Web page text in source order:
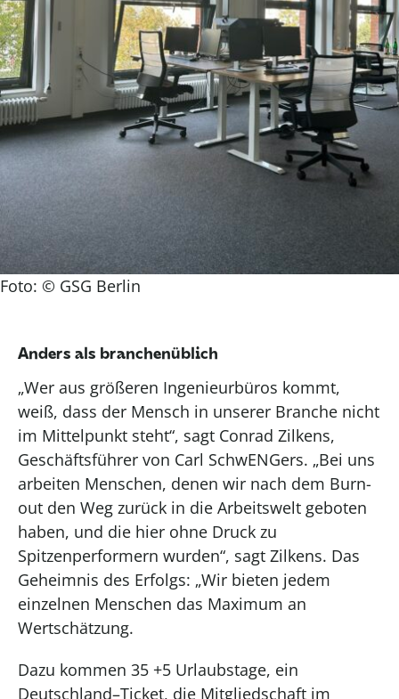
Foto: © GSG Berlin
Anders als branchenüblich
„Wer aus größeren Ingenieurbüros kommt,
weiß, dass der Mensch in unserer Branche nicht
im Mittelpunkt steht“, sagt Conrad Zilkens,
Geschäftsführer von Carl SchwENGers. „Bei uns
arbeiten Menschen, denen wir nach dem Burn-
out den Weg zurück in die Arbeitswelt geboten
haben, und die hier ohne Druck zu
Spitzenperformern wurden“, sagt Zilkens. Das
Geheimnis des Erfolgs: „Wir bieten jedem
einzelnen Menschen das Maximum an
Wertschätzung.
Dazu kommen 35 +5 Urlaubstage, ein
Deutschland–Ticket, die Mitgliedschaft im